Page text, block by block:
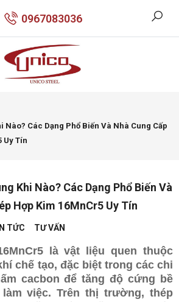
0967083036
Nào? Các Dạng Phổ Biến Và Nhà Cung Cấp
Uy Tín
Khi Nào? Các Dạng Phổ Biến Và
Hợp Kim 16MnCr5 Uy Tín
TỨC TƯ VẤN
là vật liệu quen thuộc
chế tạo, đặc biệt trong các chi
cacbon để tăng độ cứng bề
việc. Trên thị trường, thép